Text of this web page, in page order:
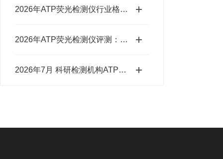
2026年ATP荧光检测仪行业格局分析 主流品牌深度评测
2026年ATP荧光检测仪评测：药检机构选型指南
2026年7月 科研检测机构ATP荧光检测仪采购全指南